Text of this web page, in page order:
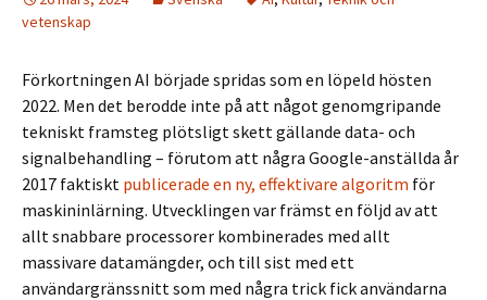
vetenskap
Förkortningen AI började spridas som en löpeld hösten
2022. Men det berodde inte på att något genomgripande
tekniskt framsteg plötsligt skett gällande data- och
signal­behandling – förutom att några Google-anställda år
2017 faktiskt publicerade en ny, effektivare algoritm för
maskininlärning. Utvecklingen var främst en följd av att
allt snabbare processorer kombinerades med allt
massivare datamängder, och till sist med ett
användargränssnitt som med några trick fick användarna